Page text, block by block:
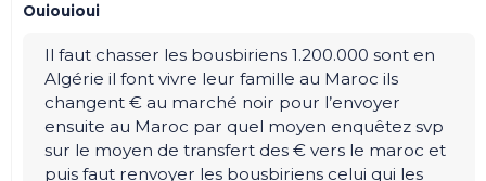
Ouiouioui
Il faut chasser les bousbiriens 1.200.000 sont en
Algérie il font vivre leur famille au Maroc ils
changent € au marché noir pour l’envoyer
ensuite au Maroc par quel moyen enquêtez svp
sur le moyen de transfert des € vers le maroc et
puis faut renvoyer les bousbiriens celui qui les